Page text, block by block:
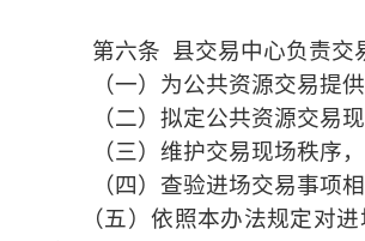
第六条 县交易中心负责交
（一）为公共资源交易提
（二）拟定公共资源交易
（三）维护交易现场秩序
（四）查验进场交易事项相
（五）依照本办法规定对